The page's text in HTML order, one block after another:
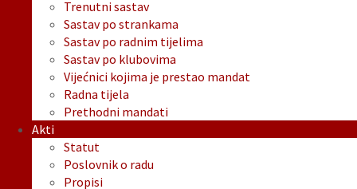
Trenutni sastav
Sastav po strankama
Sastav po radnim tijelima
Sastav po klubovima
Vijećnici kojima je prestao mandat
Radna tijela
Prethodni mandati
Akti
Statut
Poslovnik o radu
Propisi